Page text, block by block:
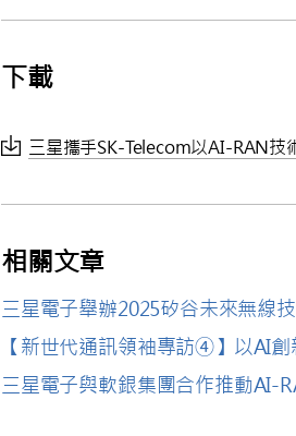
下載
三星攜手SK-Telecom以AI-RAN技
相關文章
三星電子舉辦2025矽谷未來無線
【新世代通訊領袖專訪④】以AI
三星電子與軟銀集團合作推動AI-